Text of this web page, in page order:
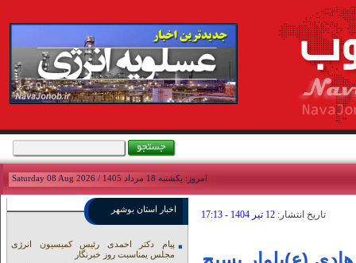
امروز: يکشنبه 18 مرداد 1405 / Saturday 08 Aug 2026
تاريخ انتشار: 12 تير 1404 - 17:13 اخبار استان بوشهر
پیام دکتر احمدی رئیس کمیسیون انرژی
مجلس یمناسبت روز خبرنگار